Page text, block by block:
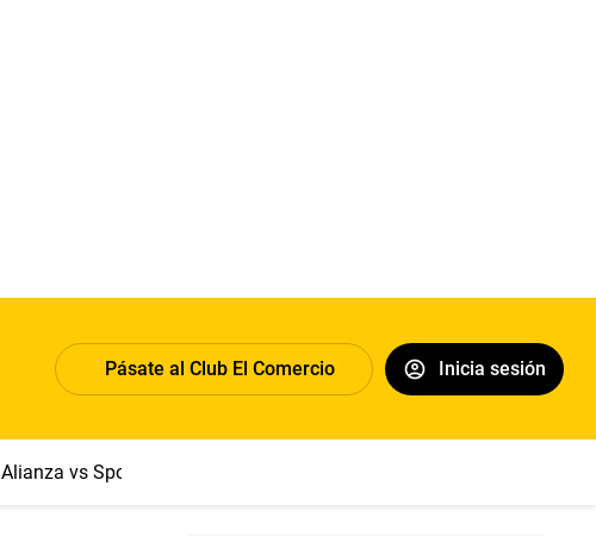
Pásate al Club El Comercio Inicia sesión
Alianza vs Sport Boys